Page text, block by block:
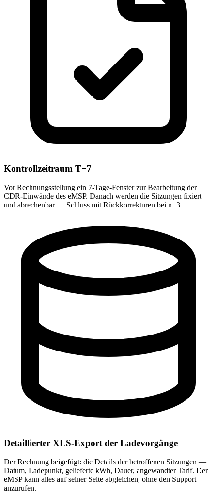
Kontrollzeitraum T−7
Vor Rechnungsstellung ein 7-Tage-Fenster zur Bearbeitung der
CDR-Einwände des eMSP. Danach werden die Sitzungen fixiert
und abrechenbar — Schluss mit Rückkorrekturen bei n+3.
Detaillierter XLS-Export der Ladevorgänge
Der Rechnung beigefügt: die Details der betroffenen Sitzungen —
Datum, Ladepunkt, gelieferte kWh, Dauer, angewandter Tarif. Der
eMSP kann alles auf seiner Seite abgleichen, ohne den Support
anzurufen.